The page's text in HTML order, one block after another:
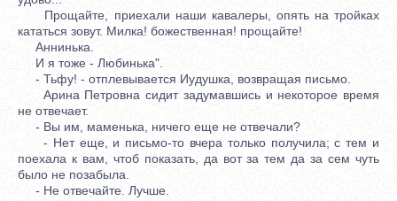
Прощайте, приехали наши кавалеры, опять на тройках
кататься зовут. Милка! божественная! прощайте!
Аннинька.
И я тоже - Любинька".
- Тьфу! - отплевывается Иудушка, возвращая письмо.
Арина Петровна сидит задумавшись и некоторое время
не отвечает.
- Вы им, маменька, ничего еще не отвечали?
- Нет еще, и письмо-то вчера только получила; с тем и
поехала к вам, чтоб показать, да вот за тем да за сем чуть
было не позабыла.
- Не отвечайте. Лучше.